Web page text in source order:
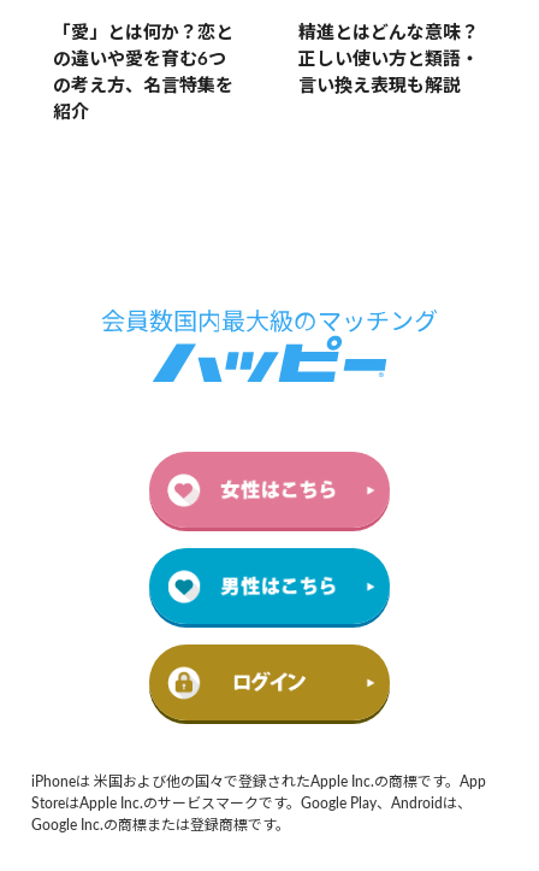
「愛」とは何か？恋と
の違いや愛を育む6つ
の考え方、名言特集を
紹介
精進とはどんな意味？
正しい使い方と類語・
言い換え表現も解説
iPhoneは 米国および他の国々で登録されたApple Inc.の商標です。App
StoreはApple Inc.のサービスマークです。Google Play、Androidは、
Google Inc.の商標または登録商標です。